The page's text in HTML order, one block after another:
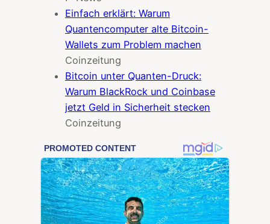
Einfach erklärt: Warum
Quantencomputer alte Bitcoin-
Wallets zum Problem machen
Coinzeitung
Bitcoin unter Quanten-Druck:
Warum BlackRock und Coinbase
jetzt Geld in Sicherheit stecken
Coinzeitung